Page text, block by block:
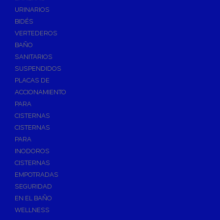
Válvulas de Esfera
Válvulas de Escuadra y Lavadora
Válvulas Reductoras de Presión
Válvulas de Retención
Electroválvulas
Válvulas de Compuerta
Válvulas de Contadores
Llaves de Paso
Accesorios de Valvulería
Calderines
Herramientas y Vestuario
Adhesivos Instantaneos
Selladores y Masillas
URINARIOS
BIDÉS
VERTEDEROS
BAÑO
SANITARIOS
SUSPENDIDOS
PLACAS DE
ACCIONAMIENTO
PARA
CISTERNAS
CISTERNAS
PARA
INODOROS
CISTERNAS
EMPOTRADAS
SEGURIDAD
EN EL BAÑO
WELLNESS